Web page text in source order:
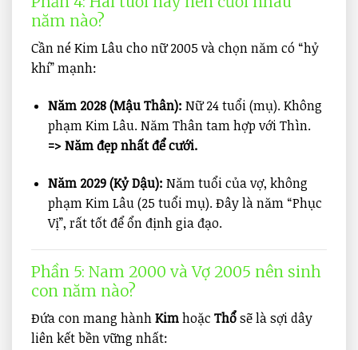
năm nào?
Cần né Kim Lâu cho nữ 2005 và chọn năm có “hỷ
khí” mạnh:
Năm 2028 (Mậu Thân): Nữ 24 tuổi (mụ). Không
phạm Kim Lâu. Năm Thân tam hợp với Thìn.
=> Năm đẹp nhất để cưới.
Năm 2029 (Kỷ Dậu): Năm tuổi của vợ, không
phạm Kim Lâu (25 tuổi mụ). Đây là năm “Phục
Vị”, rất tốt để ổn định gia đạo.
Phần 5: Nam 2000 và Vợ 2005 nên sinh
con năm nào?
Đứa con mang hànhKimhoặc Thổsẽ là sợi dây
liên kết bền vững nhất: